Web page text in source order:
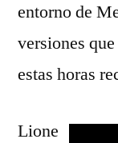
entorno de
versiones
estas horas
Lione